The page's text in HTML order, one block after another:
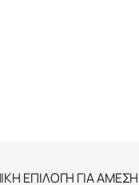
ΕΠΙΛΟΓΗ ΓΙΑ